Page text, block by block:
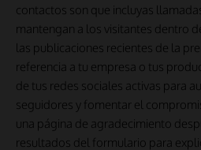
contactos son que incluyas
mantengan a los visitantes dentro
las publicaciones recientes de la
referencia a tu empresa o tus
de tus redes sociales activas para
seguidores y fomentar el
una página de agradecimiento
resultados del formulario para